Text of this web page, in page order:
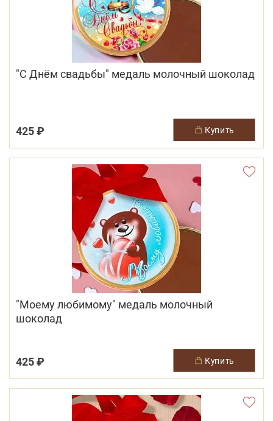
"С Днём свадьбы" медаль молочный шоколад
425 ₽ купить
"Моему любимому" медаль молочный
шоколад
425 ₽ купить